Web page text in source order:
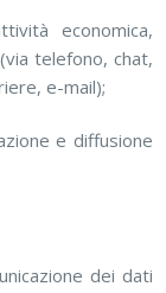
economica,
telefono, chat,
e-mail);
e diffusione
dei dati